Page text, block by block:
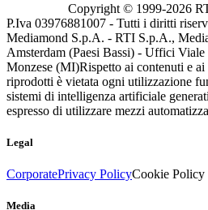
Copyright © 1999-2026
P.Iva 03976881007 - Tutti i diritti
Mediamond S.p.A. - RTI S.p.A.,
Amsterdam (Paesi Bassi) - Uffici
Monzese (MI)Rispetto ai contenuti e
riprodotti è vietata ogni utilizzazione
sistemi di intelligenza artificiale
espresso di utilizzare mezzi
Legal
CorporatePrivacy PolicyCookie Policy
Media